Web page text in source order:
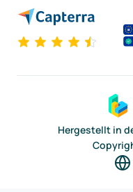
Hergestellt in